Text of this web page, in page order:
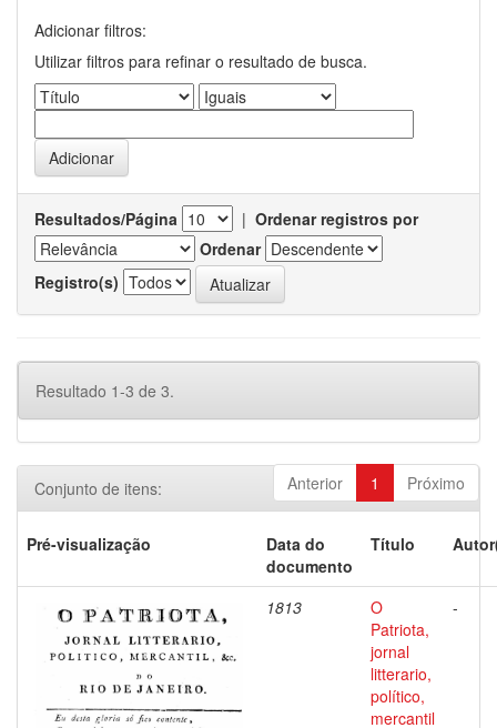
Adicionar filtros:
Utilizar filtros para refinar o resultado de busca.
Resultados/Página | Ordenar registros por
Ordenar
Registro(s)
Resultado 1-3 de 3.
Anterior 1 Próximo
Conjunto de itens:
Pré-visualização
Data do
documento
Título
1813
O
Patriota,
jornal
litterario,
político,
mercantil
-